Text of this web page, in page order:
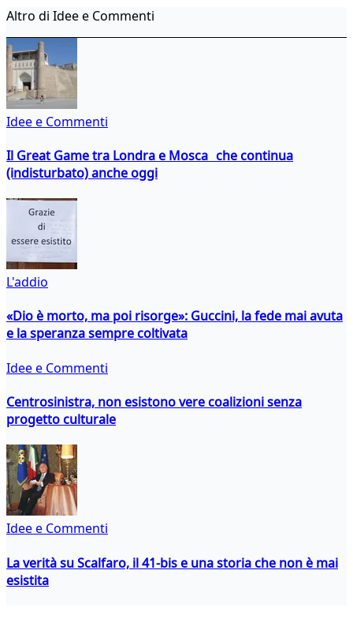
Altro di Idee e Commenti
Idee e Commenti
Il Great Game tra Londra e Mosca che continua
(indisturbato) anche oggi
L'addio
«Dio è morto, ma poi risorge»: Guccini, la fede mai avuta
e la speranza sempre coltivata
Idee e Commenti
Centrosinistra, non esistono vere coalizioni senza
progetto culturale
Idee e Commenti
La verità su Scalfaro, il 41-bis e una storia che non è mai
esistita